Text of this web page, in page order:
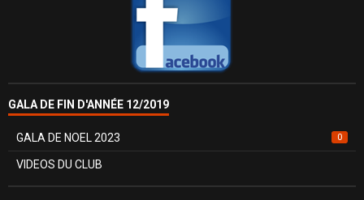
GALA DE FIN D'ANNÉE 12/2019
GALA DE NOEL 2023 0
VIDEOS DU CLUB